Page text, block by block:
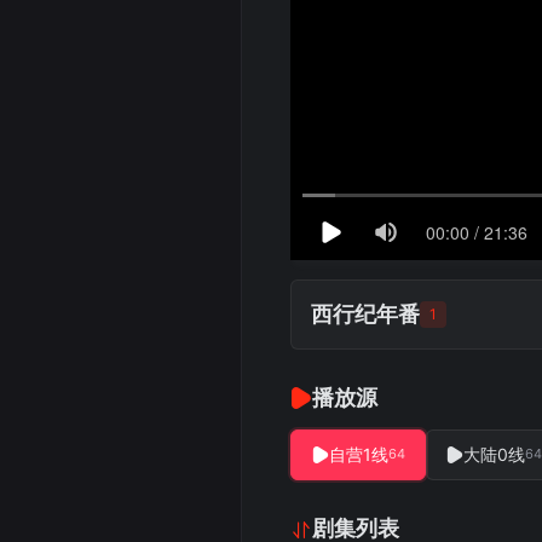
西行纪年番 1
播放源
自营1线64 大陆0线64
剧集列表